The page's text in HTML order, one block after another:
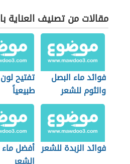
مقالات من تصنيف العناية
فوائد ماء البصل
والثوم للشعر
تفتيح
طبيعياً
فوائد الزبدة للشعر أفضل